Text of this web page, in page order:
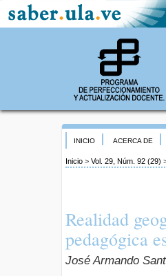
INICIO ACERCA DE
Inicio > Vol. 29, Núm. 92 (29)
Realidad
pedagógica
José Armando